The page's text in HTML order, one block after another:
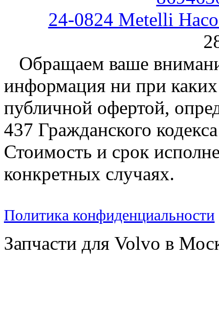
24-0824 Metelli
Обращаем ваше
информация ни при каких
публичной офертой,
437 Гражданского
Стоимость и срок
конкретных случаях.
Политика конфиденциальности
Запчасти для Volvo в